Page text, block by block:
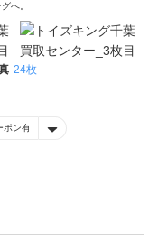
へ。‎
24枚
ポン有